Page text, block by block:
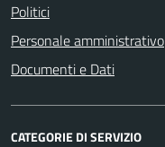
Politici
Personale amministrativo
Documenti e Dati
CATEGORIE DI SERVIZIO